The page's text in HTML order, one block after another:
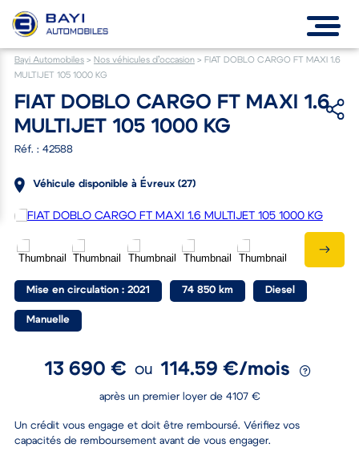
Bayi Automobiles> Nos véhicules d’occasion> FIAT DOBLO CARGO FT MAXI 1.6
MULTIJET 105 1000 KG
FIAT DOBLO CARGO FT MAXI 1.6
MULTIJET 105 1000 KG
Réf. : 42588
Véhicule disponible à Évreux (27)
Mise en circulation : 2021 74 850 km Diesel
Manuelle
13 690 € ou 114.59 €/mois
après un premier loyer de 4107 €
Un crédit vous engage et doit être remboursé. Vérifiez vos
capacités de remboursement avant de vous engager.